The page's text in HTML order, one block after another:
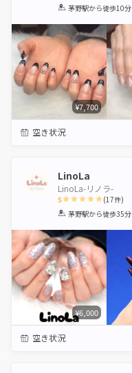
1 2 3 4 5
茅野駅から徒歩10分
¥7,700
空き状況
LinoLa
LinoLa-リノラ-
5
1 2 3 4 5
(17件)
茅野駅から徒歩35分
¥6,000
空き状況